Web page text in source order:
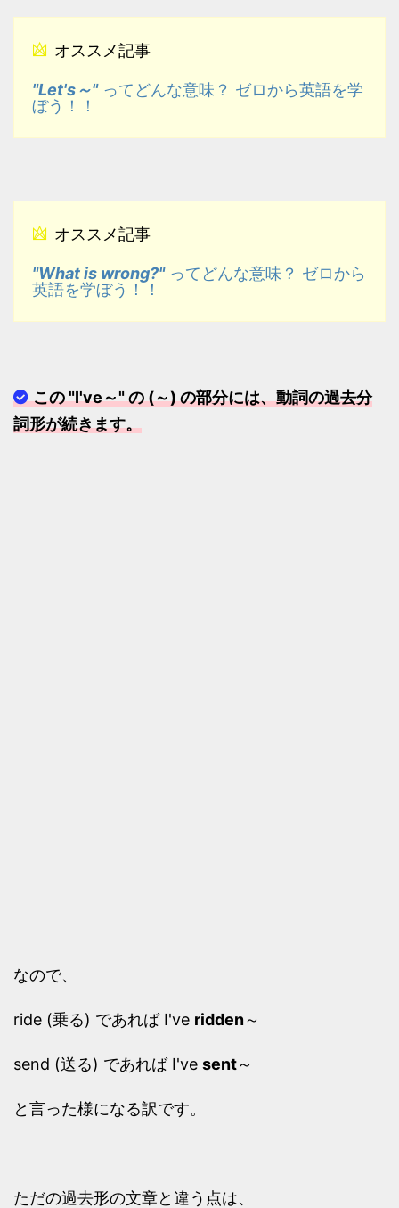
オススメ記事
ぼう！！
オススメ記事
英語を学ぼう！！
この "I've～" の (～) の部分には、動詞の過去分
詞形が続きます。
なので、
ride (乗る) であれば I've ridden～
send (送る) であれば I've sent～
と言った様になる訳です。
ただの過去形の文章と違う点は、